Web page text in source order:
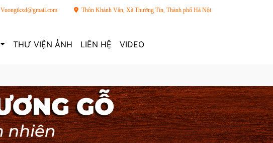
Vuongtkxd@gmail.com Thôn Khánh Vân, Xã Thường Tín, Thành phố Hà Nội
THƯ VIỆN ẢNH LIÊN HỆ VIDEO